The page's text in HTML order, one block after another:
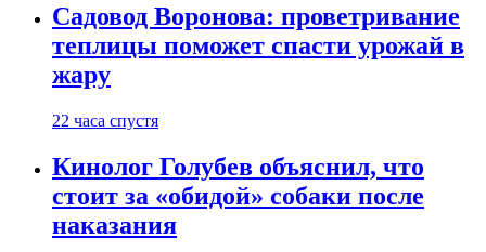
Садовод Воронова: проветривание
теплицы поможет спасти урожай в
жару
22 часа спустя
Кинолог Голубев объяснил, что
стоит за «обидой» собаки после
наказания